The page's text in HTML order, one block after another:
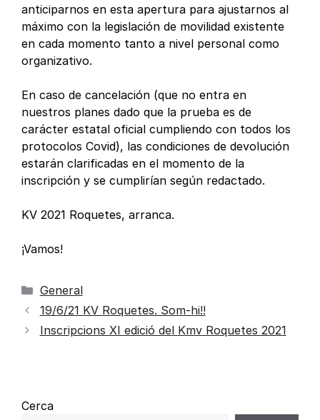
anticiparnos en esta apertura para ajustarnos al
máximo con la legislación de movilidad existente
en cada momento tanto a nivel personal como
organizativo.
En caso de cancelación (que no entra en
nuestros planes dado que la prueba es de
carácter estatal oficial cumpliendo con todos los
protocolos Covid), las condiciones de devolución
estarán clarificadas en el momento de la
inscripción y se cumplirían según redactado.
KV 2021 Roquetes, arranca.
¡Vamos!
General
19/6/21 KV Roquetes. Som-hi!!
Inscripcions XI edició del Kmv Roquetes 2021
Cerca